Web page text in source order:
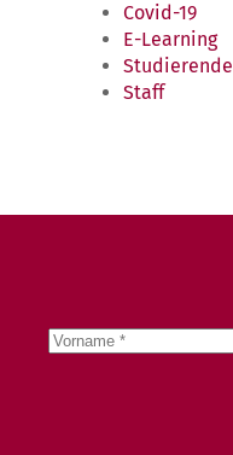
Covid-19
E-Learning
Studierende
Staff